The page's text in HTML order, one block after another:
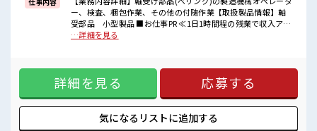
休憩室で楽しくランチ♪
時間があれば昼寝もしちゃおう！
ロッカーあり！
ー、検査、梱包作業、その他の付随作業【取扱製品情報】軸
受部品 小型製品 ■お仕事PR ≪1日1時間程の残業で収入アッ
プ≫ 残業は月20時間未満で、 ほどよく稼げます♪ ≪動きやす
ジするのは不安だけど、 しっかり働く環境が整っています！
イチからスキルUP・ステップUP目指していきましょう！ ≪
自分に合った期間で働ける≫ 福利厚生が整った派遣のお仕事
です！ ■職場の雰囲気 休憩室で楽しくランチ♪ 時間があれば
昼寝もしちゃおう！ ロッカーあり！ 安心してお仕事に集中♪
ホドよく残業があるのでホドよく働きたい方にオススメ！
…詳細を見る
詳細を見る 応募する
気になるリストに追加する